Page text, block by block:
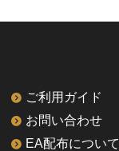
ご利用ガイド
お問い合わせ
EA配布について